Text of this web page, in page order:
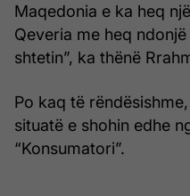
Maqedonia e ka heq
Qeveria me heq
shtetin”, ka thënë
Po kaq të
situatë e shohin edhe
“Konsumatori”.